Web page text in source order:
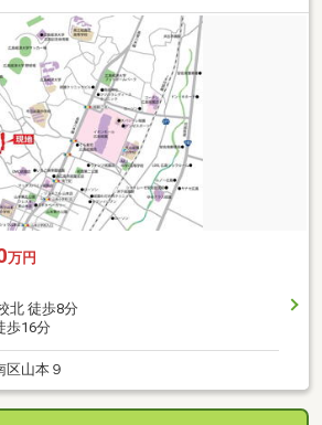
万円
北 徒歩8分
歩16分
区山本９